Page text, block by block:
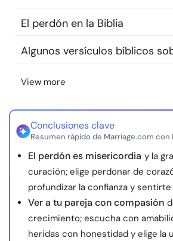
Encuentra un terapeuta
Idioma
nosotros
© Copyright 2026. Todos los
El perdón en la Biblia
Algunos versículos bíblicos
View more
Conclusiones clave
Resumen rápido de Marriage.com con
El perdón es misericordia y la
curación; elige perdonar de
profundizar la confianza y
Ver a tu pareja con compasión
crecimiento; escucha con
heridas con honestidad y elige la